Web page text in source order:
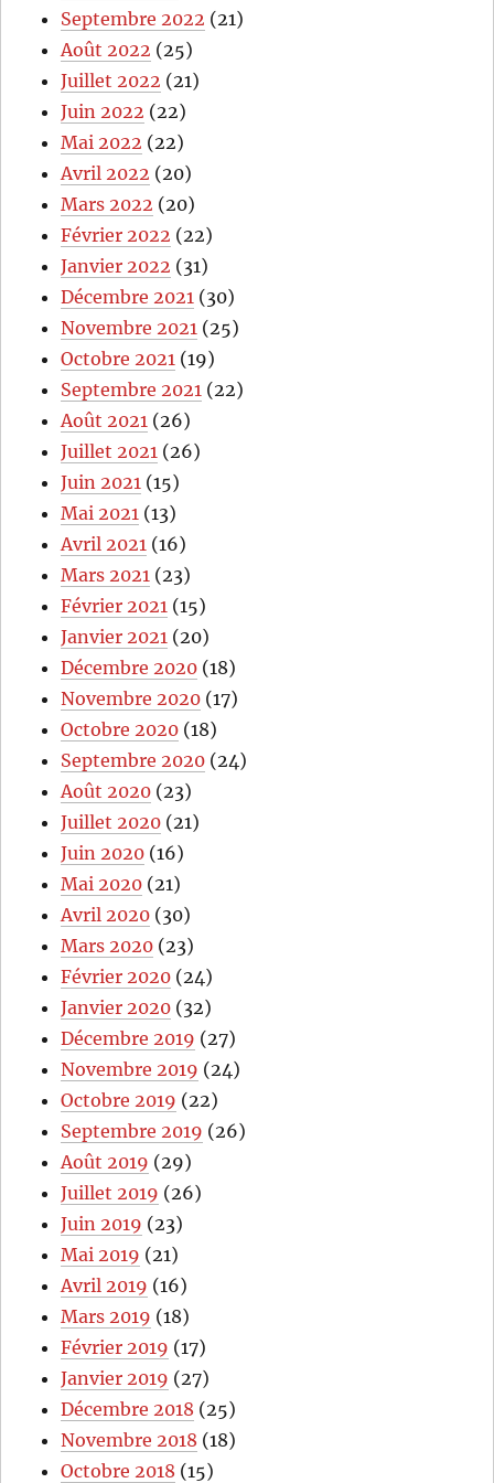
Septembre 2022 (21)
Août 2022 (25)
Juillet 2022 (21)
Juin 2022 (22)
Mai 2022 (22)
Avril 2022 (20)
Mars 2022 (20)
Février 2022 (22)
Janvier 2022 (31)
Décembre 2021 (30)
Novembre 2021 (25)
Octobre 2021 (19)
Septembre 2021 (22)
Août 2021 (26)
Juillet 2021 (26)
Juin 2021 (15)
Mai 2021 (13)
Avril 2021 (16)
Mars 2021 (23)
Février 2021 (15)
Janvier 2021 (20)
Décembre 2020 (18)
Novembre 2020 (17)
Octobre 2020 (18)
Septembre 2020 (24)
Août 2020 (23)
Juillet 2020 (21)
Juin 2020 (16)
Mai 2020 (21)
Avril 2020 (30)
Mars 2020 (23)
Février 2020 (24)
Janvier 2020 (32)
Décembre 2019 (27)
Novembre 2019 (24)
Octobre 2019 (22)
Septembre 2019 (26)
Août 2019 (29)
Juillet 2019 (26)
Juin 2019 (23)
Mai 2019 (21)
Avril 2019 (16)
Mars 2019 (18)
Février 2019 (17)
Janvier 2019 (27)
Décembre 2018 (25)
Novembre 2018 (18)
Octobre 2018 (15)